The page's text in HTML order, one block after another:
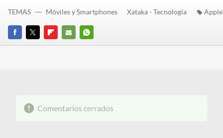
FACEBOOK
TWITTERFLIPBOARD
E-
WHATSAPP
TEMAS Móviles y Smartphones Xataka - Tecnología Apple
Comentarios cerrados